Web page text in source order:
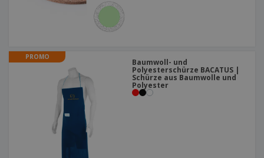
PROMO
Baumwoll- und
Polyesterschürze BACATUS |
Schürze aus Baumwolle und
Polyester